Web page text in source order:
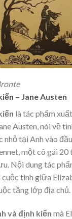
– Jane Austen
là tác phẩm
Austen, nói về
nhỏ tại Anh vào
một cô gái
Nội dung tác
cuộc tình giữa
tầng lớp địa chủ.
và định kiến mà